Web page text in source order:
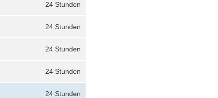
24 Stunden
24 Stunden
24 Stunden
24 Stunden
24 Stunden